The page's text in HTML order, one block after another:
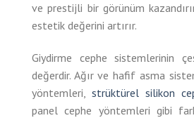
ve prestijli bir görünüm
estetik değerini artırır.
Giydirme cephe sistemlerinin
değerdir. Ağır ve hafif asma
yöntemleri, strüktürel silikon
panel cephe yöntemleri gibi